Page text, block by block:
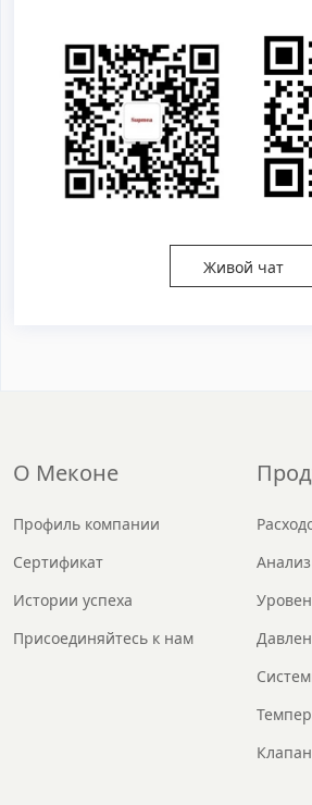
Живой чат
О Меконе
Профиль компании
Сертификат
Истории успеха
Присоединяйтесь к нам